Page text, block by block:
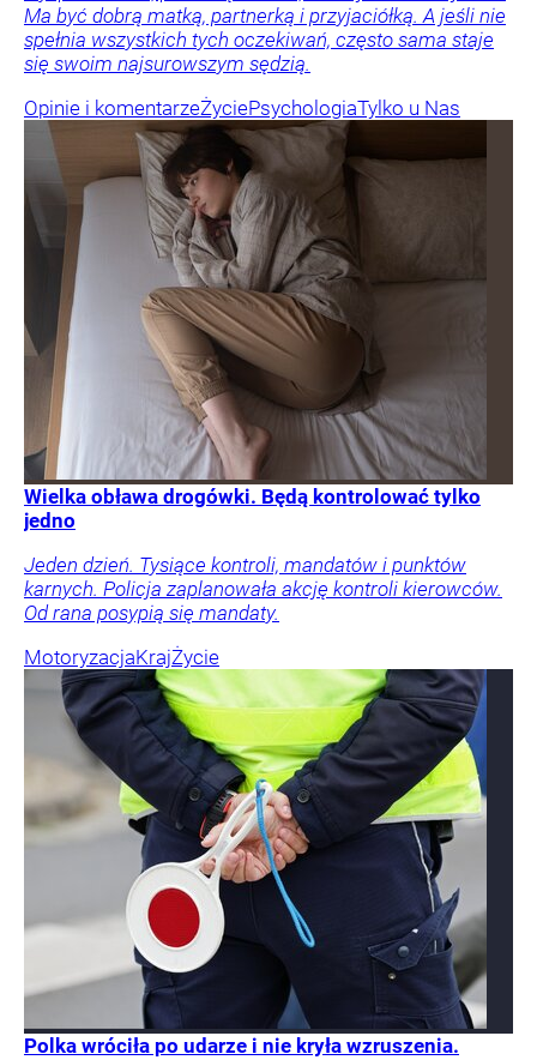
Ma być dobrą matką, partnerką i przyjaciółką. A jeśli nie
spełnia wszystkich tych oczekiwań, często sama staje
się swoim najsurowszym sędzią.
Opinie i komentarzeŻyciePsychologiaTylko u Nas
Wielka obława drogówki. Będą kontrolować tylko
jedno
Jeden dzień. Tysiące kontroli, mandatów i punktów
karnych. Policja zaplanowała akcję kontroli kierowców.
Od rana posypią się mandaty.
MotoryzacjaKrajŻycie
Polka wróciła po udarze i nie kryła wzruszenia.